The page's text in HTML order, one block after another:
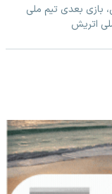
بازی بعدی تیم ملی
اتریش